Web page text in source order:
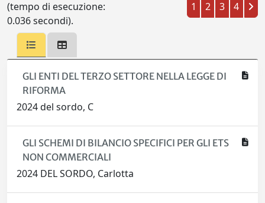
(tempo di esecuzione:
0.036 secondi).
1 2 3 4
GLI ENTI DEL TERZO SETTORE NELLA LEGGE DI
RIFORMA
2024 del sordo, C
GLI SCHEMI DI BILANCIO SPECIFICI PER GLI ETS
NON COMMERCIALI
2024 DEL SORDO, Carlotta